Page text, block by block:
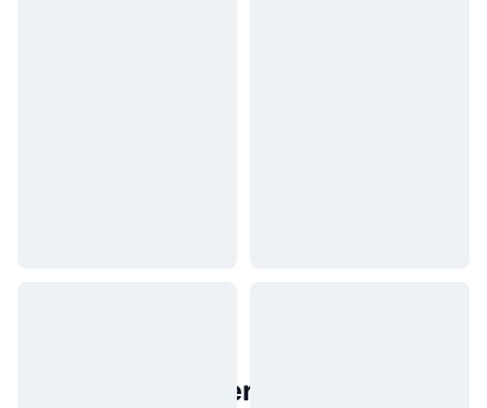
Beliebte reale Vermögenswerte